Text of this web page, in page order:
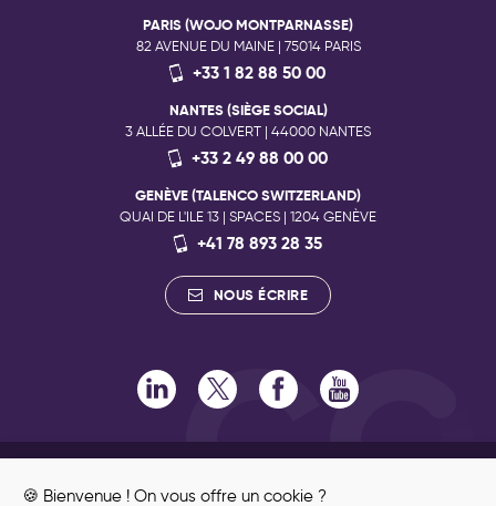
🍪 Bienvenue ! On vous offre un cookie ?
PARIS (WOJO MONTPARNASSE)
82 AVENUE DU MAINE | 75014 PARIS
+33 1 82 88 50 00
NANTES (SIÈGE SOCIAL)
3 ALLÉE DU COLVERT | 44000 NANTES
+33 2 49 88 00 00
GENÈVE (TALENCO SWITZERLAND)
QUAI DE L'ILE 13 | SPACES | 1204 GENÈVE
+41 78 893 28 35
NOUS ÉCRIRE
ENGAGEMENTS RSE